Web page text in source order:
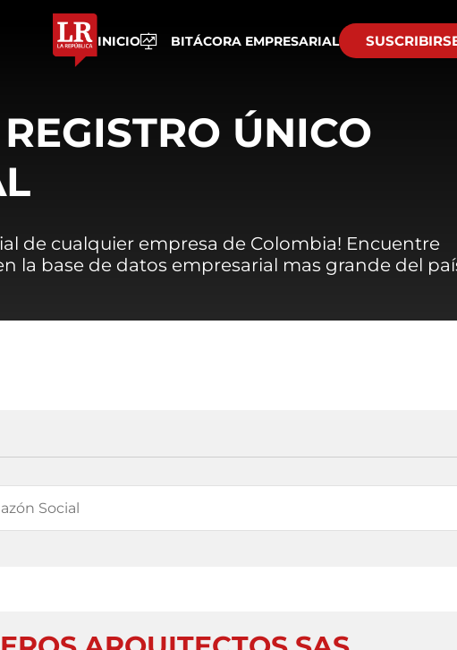
INICIO BITÁCORA EMPRESARIAL
ÚNICO
de cualquier empresa de Colombia! Encuentre
la base de datos empresarial mas grande del